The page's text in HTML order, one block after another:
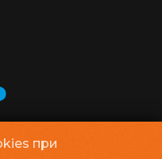
при
324-09-00